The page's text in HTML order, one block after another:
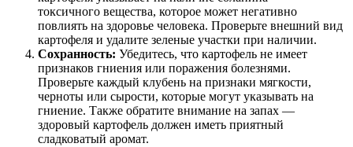
токсичного вещества, которое может негативно
повлиять на здоровье человека. Проверьте внешний вид
картофеля и удалите зеленые участки при наличии.
Сохранность: Убедитесь, что картофель не имеет
признаков гниения или поражения болезнями.
Проверьте каждый клубень на признаки мягкости,
черноты или сырости, которые могут указывать на
гниение. Также обратите внимание на запах —
здоровый картофель должен иметь приятный
сладковатый аромат.